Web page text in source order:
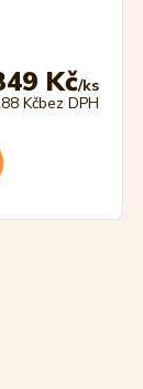
Kč/ks
Kčbez DPH